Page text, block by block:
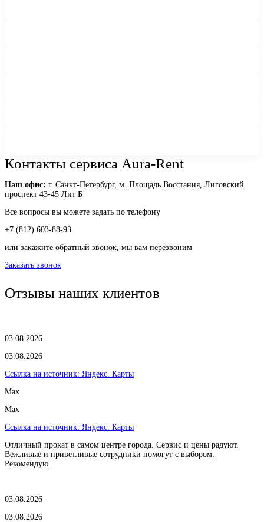
Контакты сервиса Aura-Rent
Наш офис: г. Санкт-Петербург, м. Площадь Восстания, Лиговский
проспект 43-45 Лит Б
Все вопросы вы можете задать по телефону
+7 (812) 603-88-93
или закажите обратный звонок, мы вам перезвоним
Заказать звонок
Отзывы наших клиентов
03.08.2026
03.08.2026
Ссылка на источник: Яндекс. Карты
Max
Max
Ссылка на источник: Яндекс. Карты
Отличный прокат в самом центре города. Сервис и цены радуют.
Вежливые и приветливые сотрудники помогут с выбором.
Рекомендую.
03.08.2026
03.08.2026